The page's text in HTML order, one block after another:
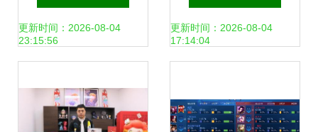
览的玩转指南
更新时间：2026-08-04
23:15:56
和AI“玩”出新花
更新时间：2026-08-04
17:14:04